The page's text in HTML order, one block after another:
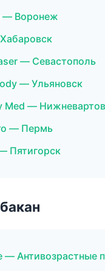
— Воронеж
— Севастополь
— Ульяновск
Med —
— Пермь
Пятигорск
— Антивозрастные